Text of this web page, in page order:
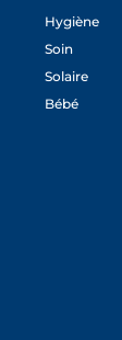
Hygiène
Soin
Solaire
Bébé